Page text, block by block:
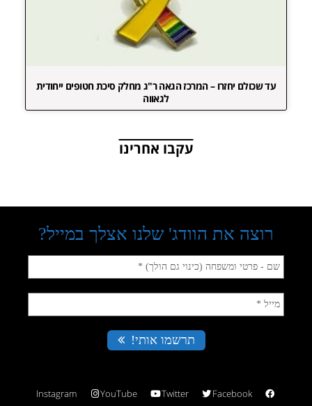
עד שכולם יחזרו – המרכז הגאה ר"ג מחלק סיכת חטופים ייחודית
לגאווה
עקבו אחרינו
Facebook
Twitter
YouTube
Instagram